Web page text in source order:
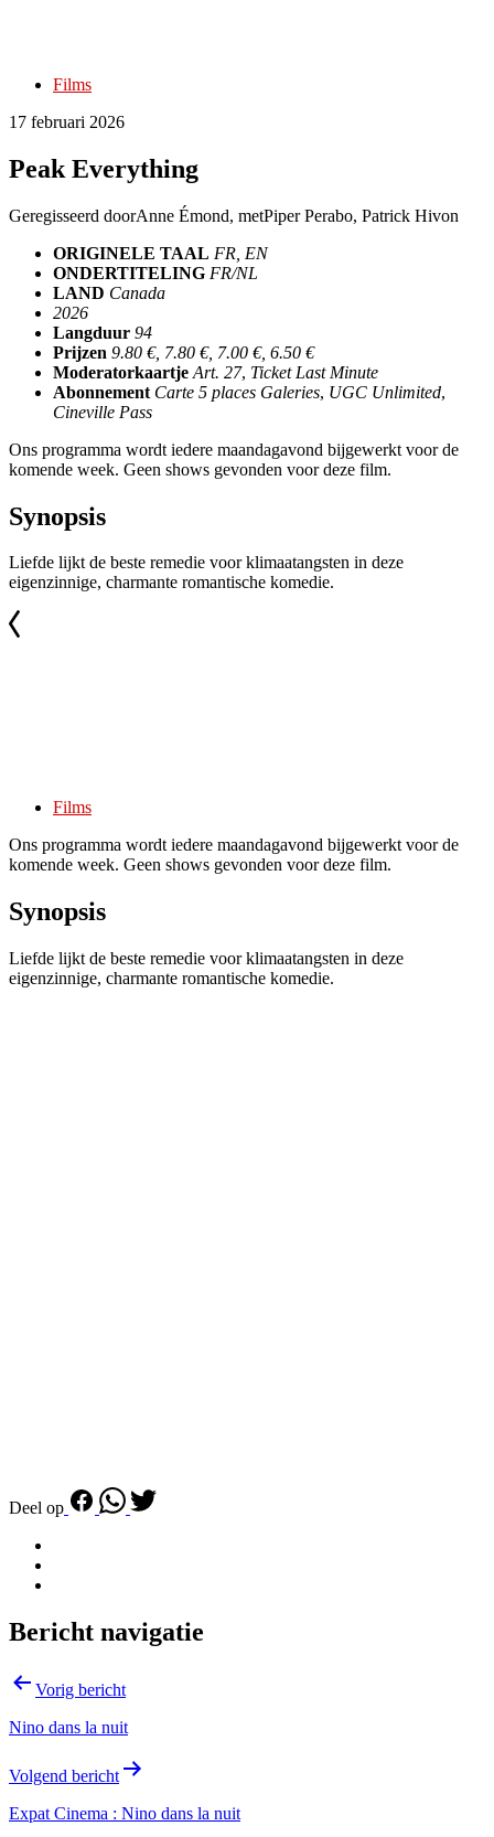
Films
17 februari 2026
Peak Everything
Geregisseerd doorAnne Émond, metPiper Perabo, Patrick Hivon
ORIGINELE TAAL FR, EN
ONDERTITELING FR/NL
LAND Canada
2026
Langduur 94
Prijzen 9.80 €, 7.80 €, 7.00 €, 6.50 €
Moderatorkaartje Art. 27, Ticket Last Minute
Abonnement Carte 5 places Galeries, UGC Unlimited,
Cineville Pass
Ons programma wordt iedere maandagavond bijgewerkt voor de
komende week. Geen shows gevonden voor deze film.
Synopsis
Liefde lijkt de beste remedie voor klimaatangsten in deze
eigenzinnige, charmante romantische komedie.
Films
Ons programma wordt iedere maandagavond bijgewerkt voor de
komende week. Geen shows gevonden voor deze film.
Synopsis
Liefde lijkt de beste remedie voor klimaatangsten in deze
eigenzinnige, charmante romantische komedie.
Deel op
Bericht navigatie
Vorig bericht
Nino dans la nuit
Volgend bericht
Expat Cinema : Nino dans la nuit